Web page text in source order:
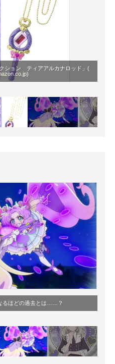
ション ティアアルカナロッド」(
)
るほどの過去とは……？